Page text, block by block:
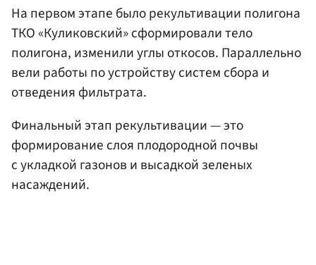
На первом этапе было рекультивации полигона
ТКО «Куликовский» сформировали тело
полигона, изменили углы откосов. Параллельно
вели работы по устройству систем сбора и
отведения фильтрата.
Финальный этап рекультивации — это
формирование слоя плодородной почвы
с укладкой газонов и высадкой зеленых
насаждений.